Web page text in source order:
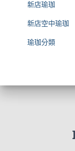
新店瑜珈
新店空中瑜珈
瑜珈分類